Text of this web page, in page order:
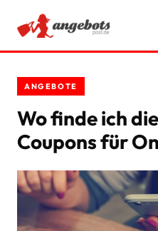
SCHNÄPPCHEN
SPARTIPPS
ANGEBOTE
Wo finde ich
Coupons für